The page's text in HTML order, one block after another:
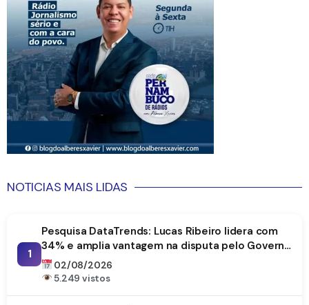
NOTICIAS MAIS LIDAS
1
Pesquisa DataTrends: Lucas Ribeiro lidera com
34% e amplia vantagem na disputa pelo Governo
da Paraíba
02/08/2026
5.249 vistos